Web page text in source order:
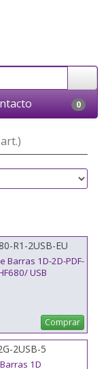
0
R1-2USB-EU
Barras 1D-2D-PDF-
USB
Comprar
2USB-5
1D